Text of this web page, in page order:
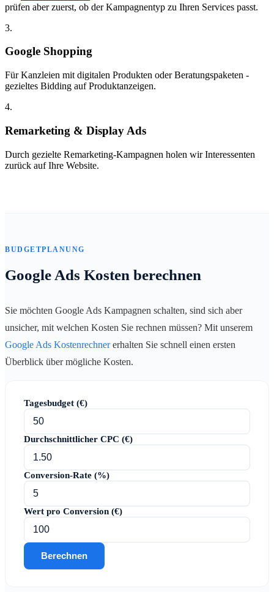
prüfen aber zuerst, ob der Kampagnentyp zu Ihren Services passt.
3.
Google Shopping
Für Kanzleien mit digitalen Produkten oder Beratungspaketen -
gezieltes Bidding auf Produktanzeigen.
4.
Remarketing & Display Ads
Durch gezielte Remarketing-Kampagnen holen wir Interessenten
zurück auf Ihre Website.
BUDGETPLANUNG
Google Ads Kosten berechnen
Sie möchten Google Ads Kampagnen schalten, sind sich aber
unsicher, mit welchen Kosten Sie rechnen müssen? Mit unserem
Google Ads Kostenrechnererhalten Sie schnell einen ersten
Überblick über mögliche Kosten.
Tagesbudget (€)
Durchschnittlicher CPC (€)
Conversion-Rate (%)
Wert pro Conversion (€)
Berechnen